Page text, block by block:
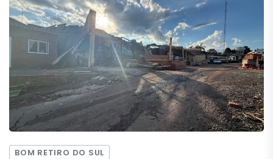
BOM RETIRO DO SUL